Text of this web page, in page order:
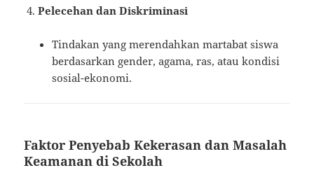
Pelecehan dan Diskriminasi
Tindakan yang merendahkan martabat siswa
berdasarkan gender, agama, ras, atau kondisi
sosial-ekonomi.
Faktor Penyebab Kekerasan dan Masalah
Keamanan di Sekolah